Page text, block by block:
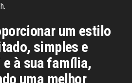
um estilo
simples e
e à sua família,
uma melhor